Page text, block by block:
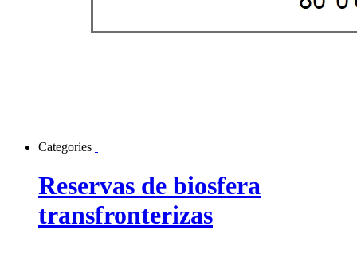
Categories
Reservas de biosfera
transfronterizas